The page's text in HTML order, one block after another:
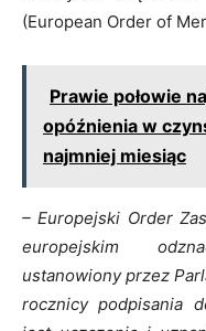
(European Order of
Prawie połowie
opóźnienia w
najmniej miesiąc
– Europejski Order
europejskim
ustanowiony przez
rocznicy podpisania